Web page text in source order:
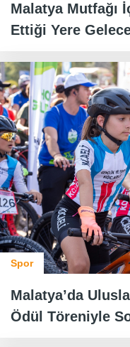
Malatya Mutfağı
Ettiği Yere
Spor
Malatya’da
Ödül Töreniyle